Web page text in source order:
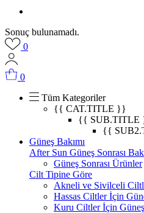
Sonuç bulunamadı.
0
0
Tüm Kategoriler
{{ CAT.TITLE }}
{{ SUB.TITLE
{{
Güneş Bakımı
After Sun Güneş Sonrası
Güneş Sonrası Ürünler
Cilt Tipine Göre
Akneli ve Sivilceli
Hassas Ciltler İçin
Kuru Ciltler İçin